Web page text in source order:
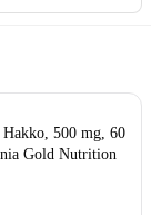
500 mg, 60
Gold Nutrition